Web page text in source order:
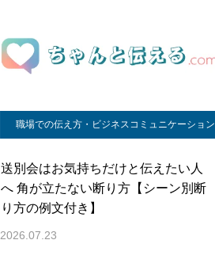
職場での伝え方・ビジネスコミュニケーション
送別会はお気持ちだけと伝えたい人
へ 角が立たない断り方【シーン別断
り方の例文付き】
2026.07.23